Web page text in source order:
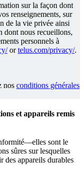
sur la façon dont
renseignements, sur
de la vie privée ainsi
dont nous recueillons,
personnels à
ortelus.com/privacy/.
nos conditions générales
et appareils remis
sont le
sûres sur lesquelles
des appareils durables